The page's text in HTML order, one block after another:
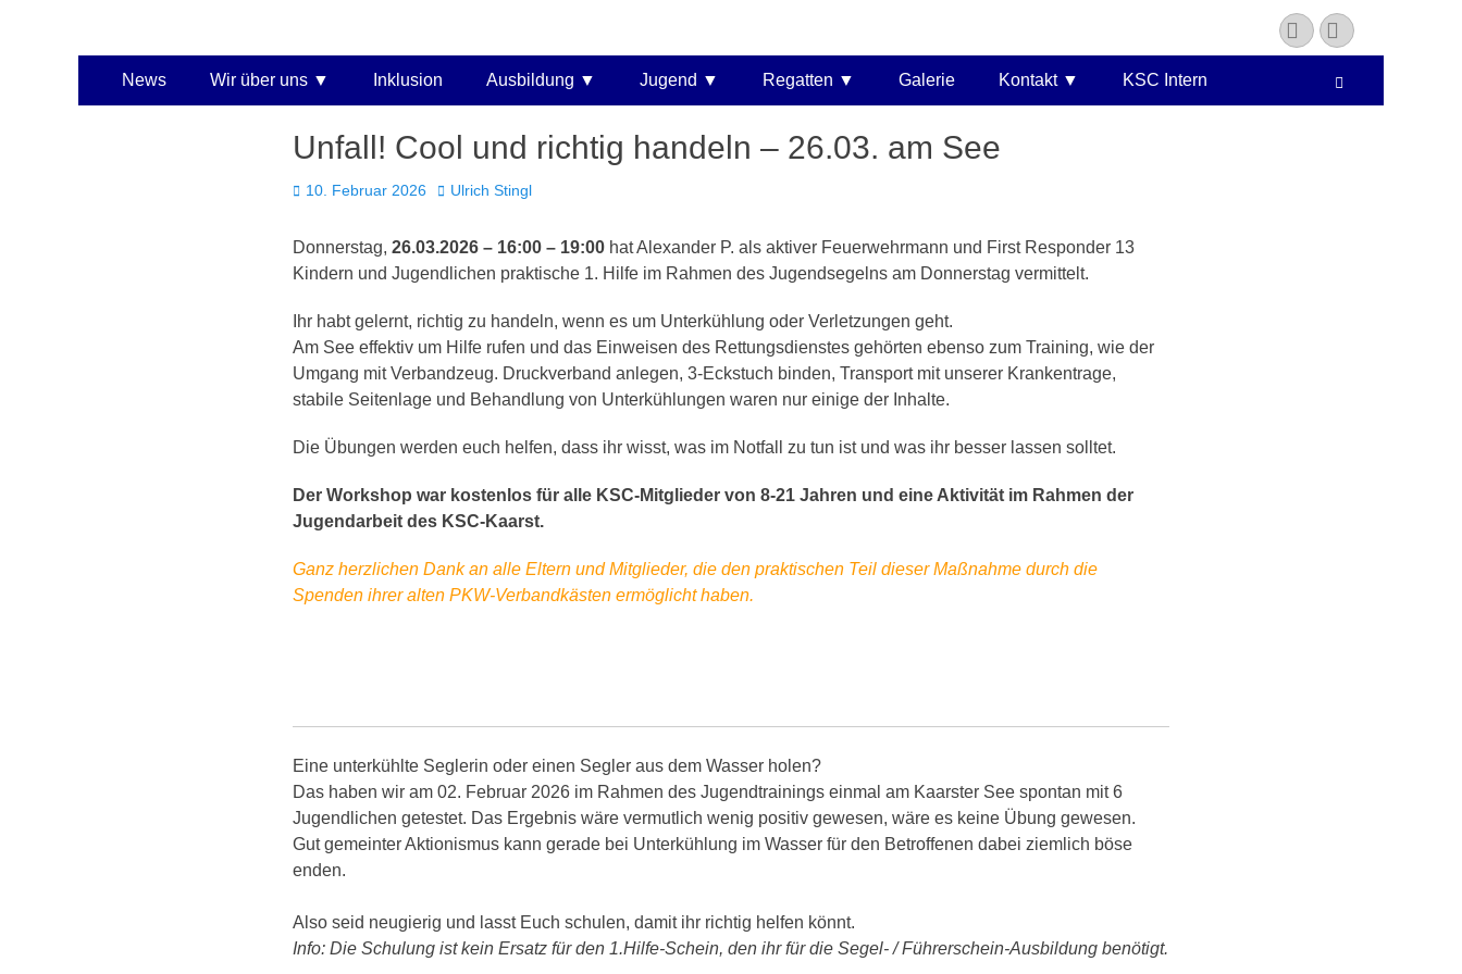
YouTubeInstagram
Primäres
Menü
News Wir über uns Inklusion Ausbildung Jugend Regatten Galerie Kontakt KSC Intern
Unfall! Cool und richtig handeln – 26.03. am See
Veröffentlicht
10. Februar 2026 Autor
Ulrich Stingl
Donnerstag, 26.03.2026 – 16:00 – 19:00 hat Alexander P. als aktiver Feuerwehrmann und First Responder 13
Kindern und Jugendlichen praktische 1. Hilfe im Rahmen des Jugendsegelns am Donnerstag vermittelt.
Ihr habt gelernt, richtig zu handeln, wenn es um Unterkühlung oder Verletzungen geht.
Am See effektiv um Hilfe rufen und das Einweisen des Rettungsdienstes gehörten ebenso zum Training, wie der
Umgang mit Verbandzeug. Druckverband anlegen, 3-Eckstuch binden, Transport mit unserer Krankentrage,
stabile Seitenlage und Behandlung von Unterkühlungen waren nur einige der Inhalte.
Die Übungen werden euch helfen, dass ihr wisst, was im Notfall zu tun ist und was ihr besser lassen solltet.
Der Workshop war kostenlos für alle KSC-Mitglieder von 8-21 Jahren und eine Aktivität im Rahmen der
Jugendarbeit des KSC-Kaarst.
Ganz herzlichen Dank an alle Eltern und Mitglieder, die den praktischen Teil dieser Maßnahme durch die
Spenden ihrer alten PKW-Verbandkästen ermöglicht haben.
Eine unterkühlte Seglerin oder einen Segler aus dem Wasser holen?
Das haben wir am 02. Februar 2026 im Rahmen des Jugendtrainings einmal am Kaarster See spontan mit 6
Jugendlichen getestet. Das Ergebnis wäre vermutlich wenig positiv gewesen, wäre es keine Übung gewesen.
Gut gemeinter Aktionismus kann gerade bei Unterkühlung im Wasser für den Betroffenen dabei ziemlich böse
enden.
Also seid neugierig und lasst Euch schulen, damit ihr richtig helfen könnt.
Info: Die Schulung ist kein Ersatz für den 1.Hilfe-Schein, den ihr für die Segel- / Führerschein-Ausbildung benötigt.